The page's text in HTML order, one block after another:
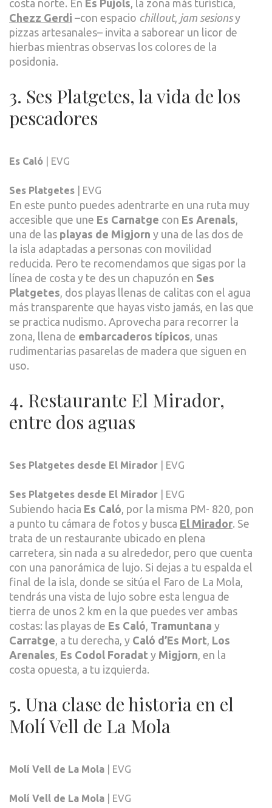
costa norte. En Es Pujols, la zona más turística,
Chezz Gerdi –con espacio chillout, jam sesionsy
pizzas artesanales– invita a saborear un licor de
hierbas mientras observas los colores de la
posidonia.
3. Ses Platgetes, la vida de los
pescadores
Es Caló | EVG
Ses Platgetes | EVG
En este punto puedes adentrarte en una ruta muy
accesible que une Es Carnatge con Es Arenals,
una de las playas de Migjorn y una de las dos de
la isla adaptadas a personas con movilidad
reducida. Pero te recomendamos que sigas por la
línea de costa y te des un chapuzón en Ses
Platgetes, dos playas llenas de calitas con el agua
más transparente que hayas visto jamás, en las que
se practica nudismo. Aprovecha para recorrer la
zona, llena de embarcaderos típicos, unas
rudimentarias pasarelas de madera que siguen en
uso.
4. Restaurante El Mirador,
entre dos aguas
Ses Platgetes desde El Mirador | EVG
Ses Platgetes desde El Mirador | EVG
Subiendo hacia Es Caló, por la misma PM- 820, pon
a punto tu cámara de fotos y busca El Mirador. Se
trata de un restaurante ubicado en plena
carretera, sin nada a su alrededor, pero que cuenta
con una panorámica de lujo. Si dejas a tu espalda el
final de la isla, donde se sitúa el Faro de La Mola,
tendrás una vista de lujo sobre esta lengua de
tierra de unos 2 km en la que puedes ver ambas
costas: las playas de Es Caló, Tramuntana y
Carratge, a tu derecha, y Caló d’Es Mort, Los
Arenales, Es Codol Foradat y Migjorn, en la
costa opuesta, a tu izquierda.
5. Una clase de historia en el
Molí Vell de La Mola
Molí Vell de La Mola | EVG
Molí Vell de La Mola | EVG